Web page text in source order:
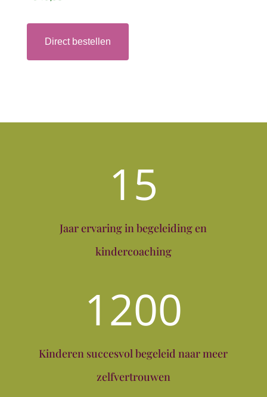
15
Jaar ervaring in begeleiding en
kindercoaching
1200
Kinderen succesvol begeleid naar meer
zelfvertrouwen